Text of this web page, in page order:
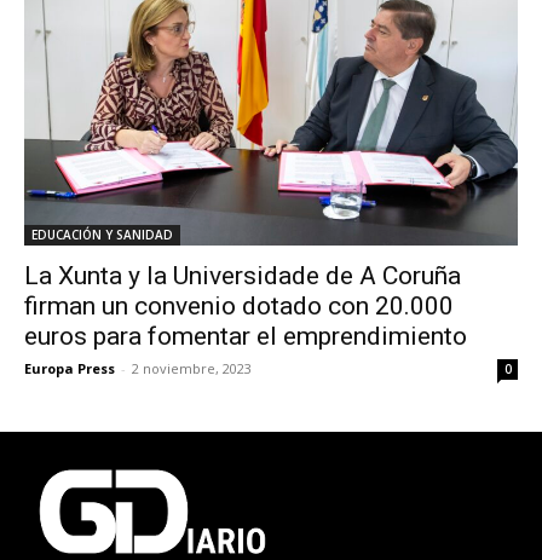
EDUCACIÓN Y SANIDAD
La Xunta y la Universidade de A Coruña
firman un convenio dotado con 20.000
euros para fomentar el emprendimiento
Europa Press - 2 noviembre, 2023 0